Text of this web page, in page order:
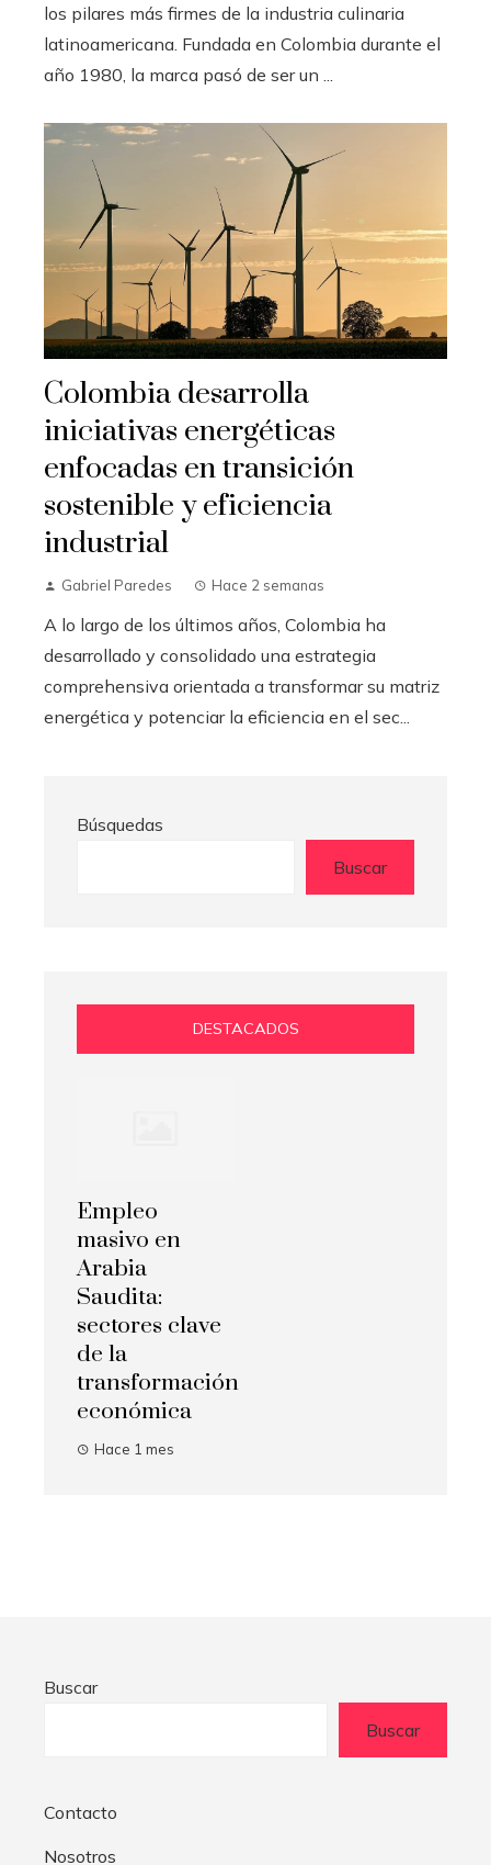
los pilares más firmes de la industria culinaria
latinoamericana. Fundada en Colombia durante el
año 1980, la marca pasó de ser un ...
Colombia desarrolla
iniciativas energéticas
enfocadas en transición
sostenible y eficiencia
industrial
Gabriel Paredes Hace 2 semanas
A lo largo de los últimos años, Colombia ha
desarrollado y consolidado una estrategia
comprehensiva orientada a transformar su matriz
energética y potenciar la eficiencia en el sec...
Búsquedas
Buscar
DESTACADOS
Empleo
masivo en
Arabia
Saudita:
sectores clave
de la
transformación
económica
Hace 1 mes
Buscar
Buscar
Contacto
Nosotros